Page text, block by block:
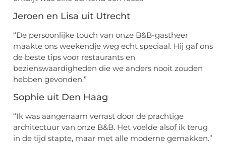
Jeroen en Lisa uit Utrecht
“De persoonlijke touch van onze B&B-gastheer
maakte ons weekendje weg echt speciaal. Hij gaf ons
de beste tips voor restaurants en
bezienswaardigheden die we anders nooit zouden
hebben gevonden.”
Sophie uit Den Haag
“Ik was aangenaam verrast door de prachtige
architectuur van onze B&B. Het voelde alsof ik terug
in de tijd stapte, maar met alle moderne gemakken.”